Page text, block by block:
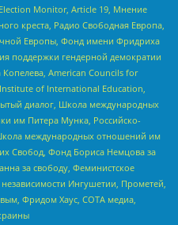
Monitor, Article 19, Мнение
креста, Радио Свободная Европа,
Европы, Фонд имени Фридриха
поддержки гендерной демократии
American Councils for
of International Education,
диалог, Школа международных
им Питера Мунка, Российско-
международных отношений им
Свобод, Фонд Бориса Немцова за
за свободу, Феминистское
Ингушетии, Прометей,
Фридом Хаус, СОТА медиа,